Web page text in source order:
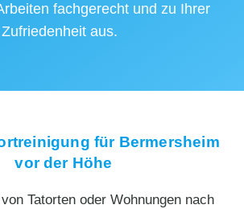
fachgerecht und zu Ihrer
Zufriedenheit aus.
für Bermersheim
vor der Höhe
Tatorten oder Wohnungen nach